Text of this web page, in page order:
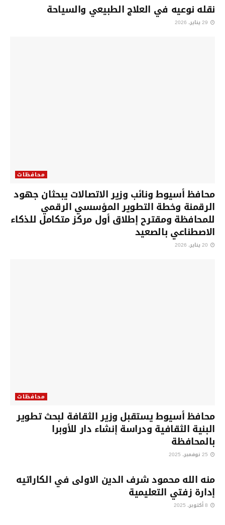
نقله نوعيه في العلاج الطبيعي والسياحة
محافظات
محافظ أسيوط ونائب وزير الاتصالات يبحثان جهود
الرقمنة وخطة التطوير المؤسسي الرقمي
للمحافظة ومقترح إطلاق أول مركز متكامل للذكاء
الاصطناعي بالصعيد
محافظات
محافظ أسيوط يستقبل وزير الثقافة لبحث تطوير
البنية الثقافية ودراسة إنشاء دار للأوبرا
بالمحافظة
منه الله محمود شرف الدين الاولى في الكاراتيه
إدارة زفتي التعليمية